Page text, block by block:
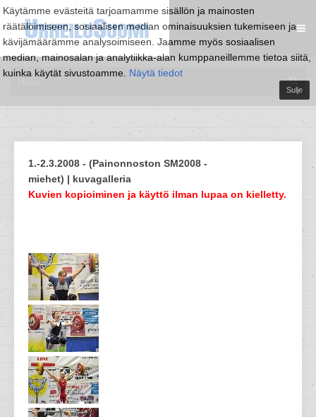
Käytämme evästeitä tarjoamamme sisällön ja mainosten
räätälöimiseen, sosiaalisen median ominaisuuksien tukemiseen ja
kävijämäärämme analysoimiseen. Jaamme myös sosiaalisen
median, mainosalan ja analytiikka-alan kumppaneillemme tietoa siitä,
kuinka käytät sivustoamme. Näytä tiedot
Sulje
1.-2.3.2008 - (Painonnoston SM2008 -
miehet) | kuvagalleria
Kuvien kopioiminen ja käyttö ilman lupaa on kielletty.